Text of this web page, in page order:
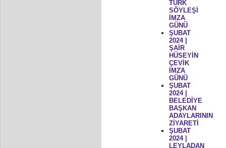
TÜRK
SÖYLEŞİ
İMZA
GÜNÜ
ŞUBAT
2024 |
ŞAİR
HÜSEYİN
ÇEVİK
İMZA
GÜNÜ
ŞUBAT
2024 |
BELEDİYE
BAŞKAN
ADAYLARININ
ZİYARETİ
ŞUBAT
2024 |
LEYLADAN